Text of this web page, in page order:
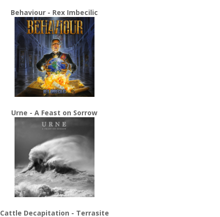
Behaviour - Rex Imbecilic
Urne - A Feast on Sorrow
Cattle Decapitation - Terrasite